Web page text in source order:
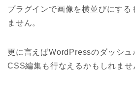
プラグインで画像を横並びにする
ません。
更に言えばWordPressのダッシュ
CSS編集も行なえるかもしれませ